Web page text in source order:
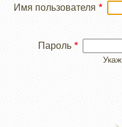
Имя пользователя
Пароль